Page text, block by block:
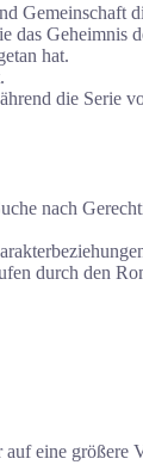
Gemeinschaft
das Geheimnis
hat.
die Serie
nach
durch den
eine größere